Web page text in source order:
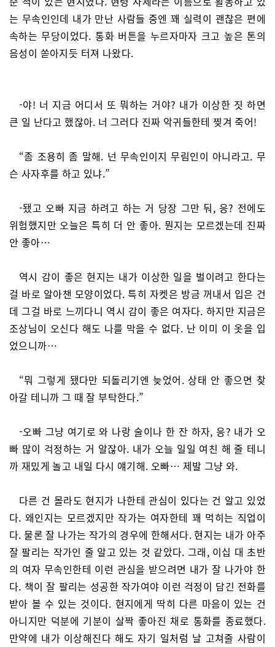
는 무속인인데 내가 만난 사람들 중엔 꽤 실력이 괜찮은 편에
속하는 무당이었다. 통화 버튼을 누르자마자 크고 높은 톤의
음성이 쏟아지듯 터져 나왔다.
-야! 너 지금 어디서 또 뭐하는 거야? 내가 이상한 짓 하면
큰 일 난다고 했잖아. 너 그러다 진짜 악귀들한테 찢겨 죽어!
“좀 조용히 좀 말해. 넌 무속인이지 무림인이 아니라고. 무
슨 사자후를 하고 있냐.”
-됐고 오빠 지금 하려고 하는 거 당장 그만 둬, 응? 전에도
위험했지만 오늘은 특히 더 안 좋아. 뭔지는 모르겠는데 진짜
안 좋아…
역시 감이 좋은 현지는 내가 이상한 일을 벌이려고 한다는
걸 바로 알아챈 모양이었다. 특히 자켓은 방금 꺼내서 입은 건
데 그걸 바로 느끼다니 역시 감이 좋은 여자다. 하지만 지금은
조상님이 오신다 해도 나를 막을 수 없다. 난 이미 이 옷을 입
었으니까…
“뭐 그렇게 됐다만 되돌리기엔 늦었어. 상태 안 좋으면 찾
아갈 테니까 그 때 잘 부탁한다.”
-오빠 그냥 여기로 와 나랑 술이나 한 잔 하자, 응? 내가 오
빠 많이 걱정하는 거 알잖아. 내가 오늘 일일 여친 해 줄 테니
까 재밌게 놀고 내일 다시 얘기해. 오빠… 제발 그냥 와.
다른 건 몰라도 현지가 나한테 관심이 있다는 건 알고 있었
다. 왜인지는 모르겠지만 작가는 여자한테 꽤 먹히는 직업이
다. 물론 잘 나가는 작가의 경우에 한해서다. 현지는 내가 아주
잘 팔리는 작가인 줄 알고 있는 것 같았다. 그래, 이십 대 초반
의 여자 무속인한테 이런 관심을 받으려면 내가 잘 나가야 한
다. 책이 잘 팔리는 성공한 작가여야 이런 걱정이 담긴 전화를
받아 볼 수 있는 것이다. 현지에게 딱히 다른 마음이 있는 건
아니지만 덕분에 기분이 살짝 좋아진 채로 통화를 종료했다.
만약에 내가 이상해진다 해도 자기 일처럼 날 고쳐줄 사람이